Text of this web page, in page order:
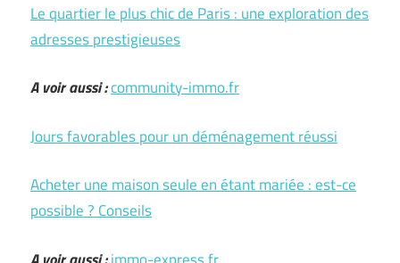
Le quartier le plus chic de Paris : une exploration des
adresses prestigieuses
A voir aussi :community-immo.fr
Jours favorables pour un déménagement réussi
Acheter une maison seule en étant mariée : est-ce
possible ? Conseils